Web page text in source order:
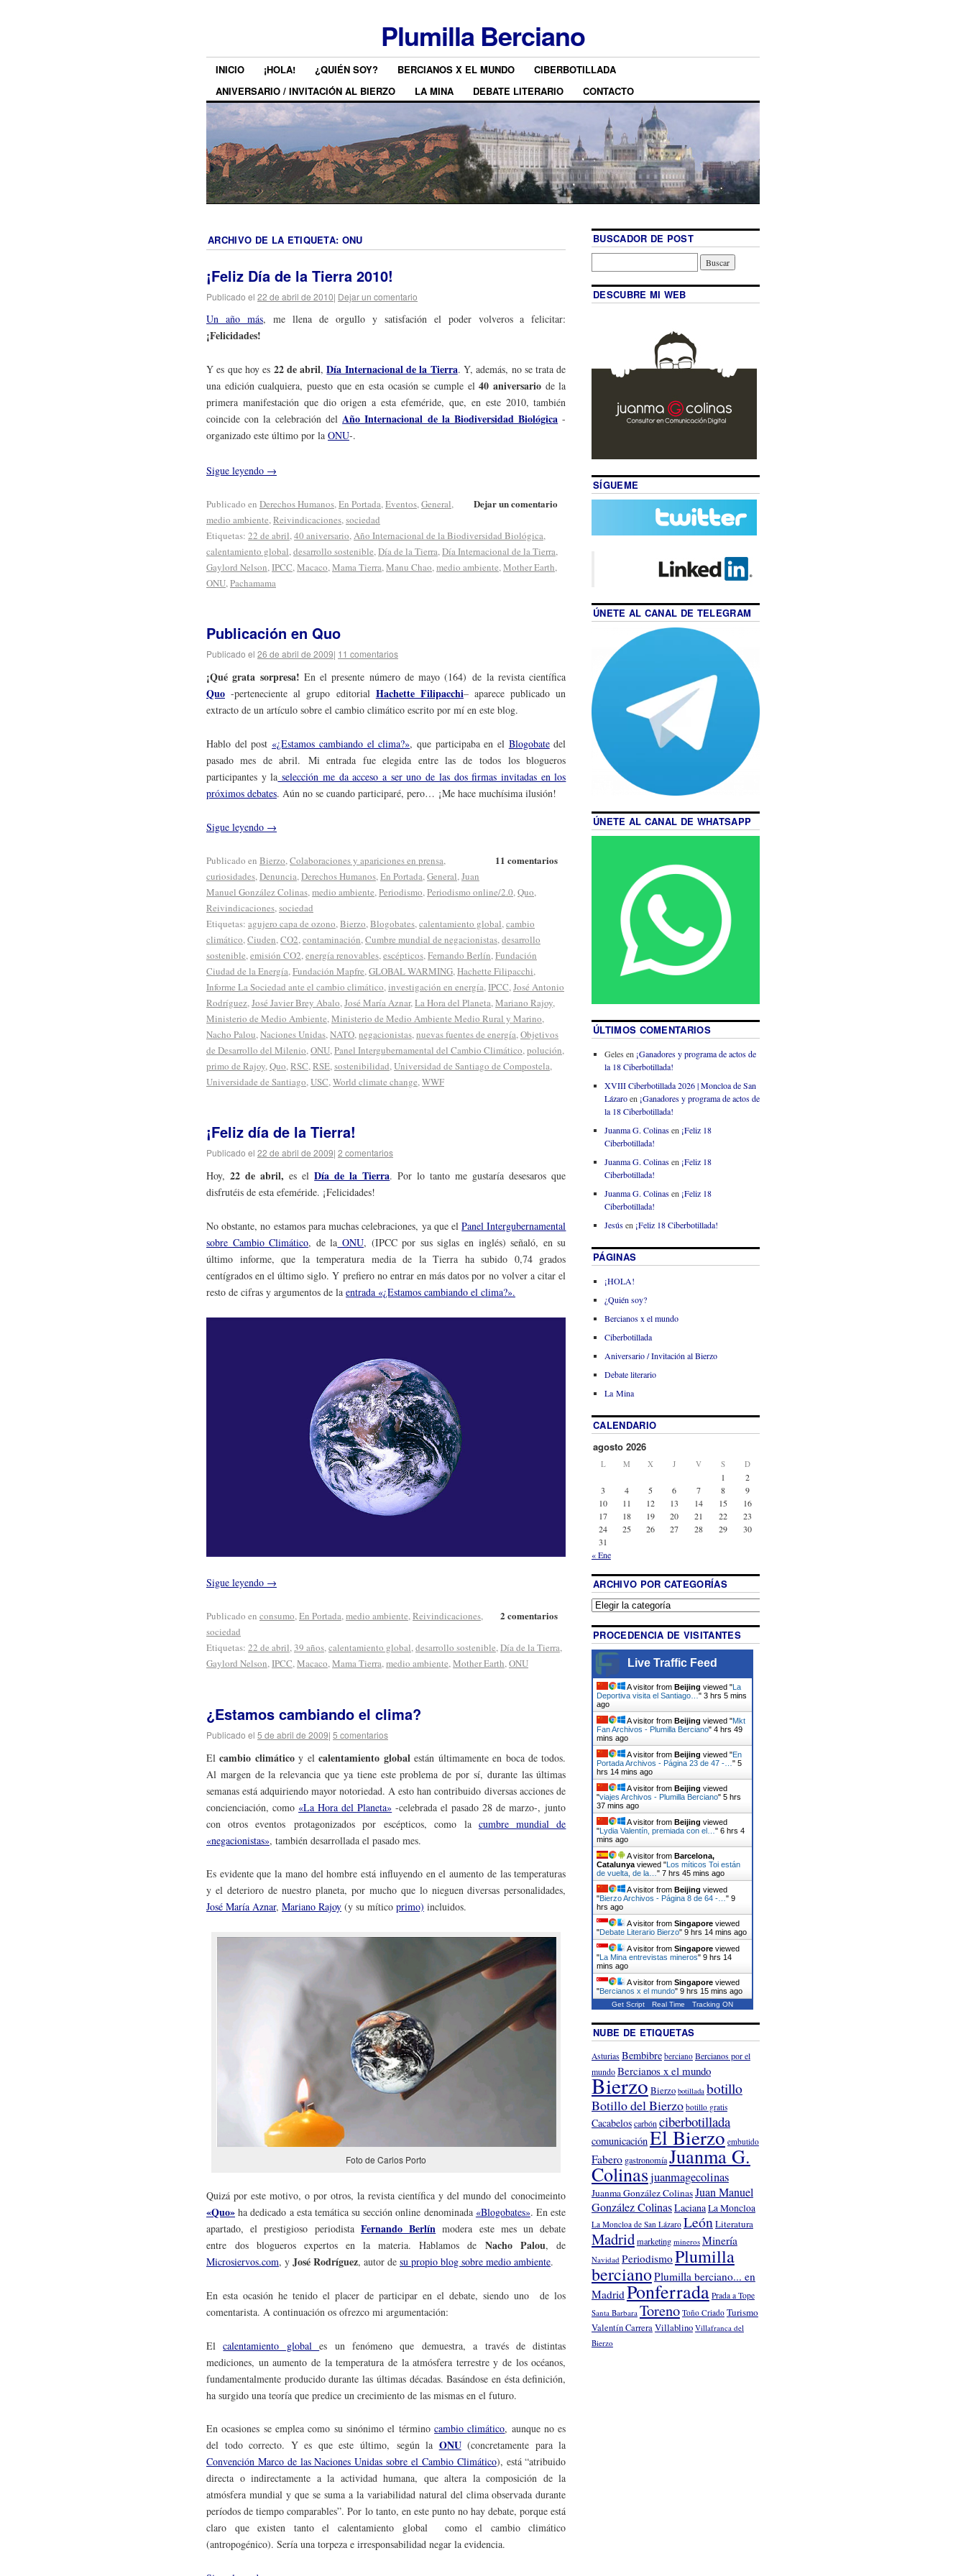
Plumilla Berciano
INICIO ¡HOLA! ¿QUIÉN SOY? BERCIANOS X EL MUNDO
CIBERBOTILLADA
ANIVERSARIO / INVITACIÓN AL BIERZO
LA MINA DEBATE LITERARIO CONTACTO
ARCHIVO DE LA ETIQUETA: ONU
¡Feliz Día de la Tierra 2010!
Publicado el 22 de abril de 2010| Dejar un comentario
Un año más, me llena de orgullo y satisfación el poder volveros a felicitar:
¡Felicidades!
Y es que hoy es 22 de abril, Día Internacional de la Tierra. Y, además, no se trata de
una edición cualquiera, puesto que en esta ocasión se cumple el40 aniversario de la
primera manifestación que dio origen a esta efeméride, que, en este 2010, también
coincide con la celebración delAño Internacional de la Biodiversidad Biológica -
organizado este último por la ONU-.
Sigue leyendo →
Dejar un comentario
Publicado en Derechos Humanos,En Portada,Eventos,General,
medio ambiente,Reivindicaciones,sociedad
Etiquetas: 22 de abril,40 aniversario,Año Internacional de la Biodiversidad Biológica,
calentamiento global,desarrollo sostenible,Día de la Tierra,Día Internacional de la Tierra,
Gaylord Nelson,IPCC,Macaco,Mama Tierra,Manu Chao,medio ambiente,Mother Earth,
ONU,Pachamama
Publicación en Quo
Publicado el 26 de abril de 2009| 11 comentarios
¡Qué grata sorpresa! En el presente número de mayo (164) de la revista científica
Quo -perteneciente al grupo editorial Hachette Filipacchi– aparece publicado un
extracto de un artículo sobre el cambio climático escrito por mí en este blog.
Hablo del post «¿Estamos cambiando el clima?», que participaba en el Blogobatedel
pasado mes de abril. Mi entrada fue elegida entre las de todos los blogueros
participantes y la selección me da acceso a ser uno de las dos firmas invitadas en los
próximos debates. Aún no se cuando participaré, pero… ¡Me hace muchísima ilusión!
Sigue leyendo →
11 comentarios
Publicado en Bierzo,Colaboraciones y apariciones en prensa,
curiosidades,Denuncia,Derechos Humanos,En Portada,General,Juan
Manuel González Colinas,medio ambiente,Periodismo,Periodismo online/2.0,Quo,
Reivindicaciones,sociedad
Etiquetas: agujero capa de ozono,Bierzo,Blogobates,calentamiento global,cambio
climático,Ciuden,CO2,contaminación,Cumbre mundial de negacionistas,desarrollo
sostenible,emisión CO2,energía renovables,escépticos,Fernando Berlín,Fundación
Ciudad de la Energía,Fundación Mapfre,GLOBAL WARMING,Hachette Filipacchi,
Informe La Sociedad ante el cambio climático,investigación en energía,IPCC,José Antonio
Rodríguez,José Javier Brey Abalo,José María Aznar,La Hora del Planeta,Mariano Rajoy,
Ministerio de Medio Ambiente,Ministerio de Medio Ambiente Medio Rural y Marino,
Nacho Palou,Naciones Unidas,NATO,negacionistas,nuevas fuentes de energía,Objetivos
de Desarrollo del Milenio,ONU,Panel Intergubernamental del Cambio Climático,polución,
primo de Rajoy,Quo,RSC,RSE,sostenibilidad,Universidad de Santiago de Compostela,
Universidade de Santiago,USC,World climate change,WWF
¡Feliz día de la Tierra!
Publicado el 22 de abril de 2009| 2 comentarios
Hoy,22 de abril, es elDía de la Tierra. Por lo tanto me gustaría desesaros que
disfrutéis de esta efeméride. ¡Felicidades!
No obstante, no estamos para muchas celebraciones, ya que elPanel Intergubernamental
sobre Cambio Climático, de la ONU, (IPCC por sus siglas en inglés) señaló, en su
último informe, que la temperatura media de la Tierra ha subido 0,74 grados
centígrados en el último siglo. Y prefiero no entrar en más datos por no volver a citar el
resto de cifras y argumentos de la entrada «¿Estamos cambiando el clima?».
Sigue leyendo →
2 comentarios
Publicado en consumo,En Portada,medio ambiente,Reivindicaciones,
sociedad
Etiquetas: 22 de abril,39 años,calentamiento global,desarrollo sostenible,Día de la Tierra,
Gaylord Nelson,IPCC,Macaco,Mama Tierra,medio ambiente,Mother Earth,ONU
¿Estamos cambiando el clima?
Publicado el 5 de abril de 2009| 5 comentarios
Elcambio climáticoy elcalentamiento global están últimamente en boca de todos.
Al margen de la relevancia que ya tiene este problema de por sí, durante las últimas
semanas está adquiriendo mayor notoriedad. A esto han contribuido diversas acciones de
concienciación, como «La Hora del Planeta» -celebrada el pasado 28 de marzo-, junto
con otros eventos protagonizados por escépticos, como la cumbre mundial de
«negacionistas», también desarrollada el pasado mes.
Es evidente que la mano del hombre está influyendo en el aumento de las temperaturas
y el deterioro de nuestro planeta, por mucho que lo nieguen diversas personalidades,
José María Aznar, Mariano Rajoy (y su mítico primo) incluidos.
Foto de Carlos Porto
Quizá por este motivo, o por otros, la revista científica y del mundo del conocimeinto
«Quo» ha dedicado a esta temática su sección online denominada «Blogobates». En este
apartado, el prestigioso periodista Fernando Berlín modera este mes un debate
entre dos blogueros expertos en la materia. Hablamos deNacho Palou, de
Microsiervos.com, y José Rodríguez, autor de su propio blog sobre medio ambiente.
En esta ocasión he tenido el placer de participar en el debate, siendo uno de los
comentarista. A continuación os ofrezco mi argumentación:
Elcalentamiento globales un fenómeno que demuestra, a través de distintas
mediciones, un aumento de la temperatura de la atmósfera terrestre y de los océanos,
fundamentalmente producido durante las últimas décadas. Basándose en ésta definición,
ha surgido una teoría que predice un crecimiento de las mismas en el futuro.
En ocasiones se emplea como su sinónimo el términocambio climático, aunque no es
del todo correcto. Y es que este último, según la ONU(concretamente para la
Convención Marco de las Naciones Unidas sobre el Cambio Climático), está “atribuido
directa o indirectamente a la actividad humana, que altera la composición de la
atmósfera mundial y que se suma a la variabilidad natural del clima observada durante
períodos de tiempo comparables”. Por lo tanto, en este punto no hay debate, porque está
claro que existen tanto el calentamiento global como el cambio climático
(antropogénico). Sería una torpeza e irresponsabilidad negar la evidencia.
BUSCADOR DE POST
DESCUBRE MI WEB
SÍGUEME
ÚNETE AL CANAL DE TELEGRAM
ÚNETE AL CANAL DE WHATSAPP
ÚLTIMOS COMENTARIOS
Geles en ¡Ganadores y programa de actos de
la 18 Ciberbotillada!
XVIII Ciberbotillada 2026 | Moncloa de San
Lázaroen ¡Ganadores y programa de actos de
la 18 Ciberbotillada!
Juanma G. Colinasen ¡Feliz 18
Ciberbotillada!
Juanma G. Colinasen ¡Feliz 18
Ciberbotillada!
Juanma G. Colinasen ¡Feliz 18
Ciberbotillada!
Jesúsen ¡Feliz 18 Ciberbotillada!
PÁGINAS
¡HOLA!
¿Quién soy?
Bercianos x el mundo
Ciberbotillada
Aniversario / Invitación al Bierzo
Debate literario
La Mina
CALENDARIO
agosto 2026
L M X J V S D
1
2
3
4 5 6 7 8
9
10
11 12 13 14 15
16
17
18 19 20 21 22
23
24
25 26 27 28 29
30
31
« Ene
ARCHIVO POR CATEGORÍAS
PROCEDENCIA DE VISITANTES
Live Traffic Feed
A visitor from Beijing viewed "La
Deportiva visita el Santiago… " 3 hrs 5 mins
ago
A visitor from Beijing viewed "Mkt
Fan Archivos - Plumilla Berciano" 4 hrs 49
mins ago
A visitor from Beijing viewed "En
Portada Archivos - Página 23 de 47 -… " 5
hrs 14 mins ago
A visitor from Beijing viewed
"viajes Archivos - Plumilla Berciano" 5 hrs
37 mins ago
A visitor from Beijing viewed
"Lydia Valentín, premiada con el… " 6 hrs 4
mins ago
A visitor from Barcelona,
Catalunyaviewed "Los míticos Toi están
de vuelta, de la… " 7 hrs 45 mins ago
A visitor from Beijing viewed
"Bierzo Archivos - Página 8 de 64 -… " 9
hrs ago
A visitor from Singaporeviewed
"Debate Literario Bierzo" 9 hrs 14 mins ago
A visitor from Singaporeviewed
"La Mina entrevistas mineros" 9 hrs 14
mins ago
A visitor from Singaporeviewed
"Bercianos x el mundo" 9 hrs 15 mins ago
Get Script Real Time Tracking ON
NUBE DE ETIQUETAS
Asturias Bembibre berciano Bercianos por el
mundoBercianos x el mundo
BierzoBierzo botillada botillo
Botillo del Bierzo botillo gratis
Cacabeloscarbón ciberbotillada
comunicaciónEl Bierzo embutido
Fabero gastronomíaJuanma G.
Colinasjuanmagecolinas
Juanma González ColinasJuan Manuel
González ColinasLacianaLa Moncloa
La Moncloa de San Lázaro LeónLiteratura
Madridmarketing mineros Minería
Navidad PeriodismoPlumilla
bercianoPlumilla berciano... en
MadridPonferrada Prada a Tope
Santa Barbara Toreno Toño Criado Turismo
Valentín CarreraVillablino Villafranca del
Bierzo